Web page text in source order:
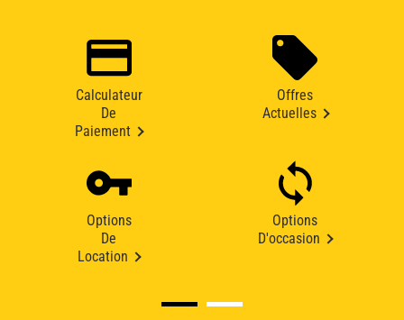
Calculateur
De
Paiement
Offres
Actuelles
Options
De
Location
Options
D'occasion